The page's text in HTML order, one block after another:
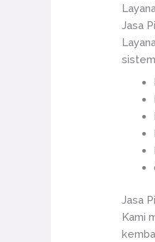
Jasa
Jasa
Kami